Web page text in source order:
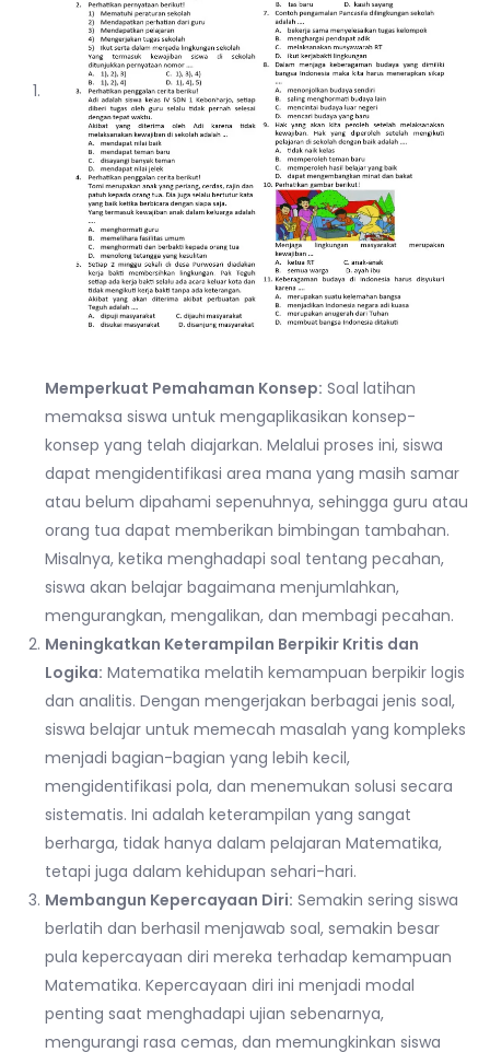
Memperkuat Pemahaman Konsep: Soal latihan
memaksa siswa untuk mengaplikasikan konsep-
konsep yang telah diajarkan. Melalui proses ini, siswa
dapat mengidentifikasi area mana yang masih samar
atau belum dipahami sepenuhnya, sehingga guru atau
orang tua dapat memberikan bimbingan tambahan.
Misalnya, ketika menghadapi soal tentang pecahan,
siswa akan belajar bagaimana menjumlahkan,
mengurangkan, mengalikan, dan membagi pecahan.
Meningkatkan Keterampilan Berpikir Kritis dan
Logika: Matematika melatih kemampuan berpikir logis
dan analitis. Dengan mengerjakan berbagai jenis soal,
siswa belajar untuk memecah masalah yang kompleks
menjadi bagian-bagian yang lebih kecil,
mengidentifikasi pola, dan menemukan solusi secara
sistematis. Ini adalah keterampilan yang sangat
berharga, tidak hanya dalam pelajaran Matematika,
tetapi juga dalam kehidupan sehari-hari.
Membangun Kepercayaan Diri: Semakin sering siswa
berlatih dan berhasil menjawab soal, semakin besar
pula kepercayaan diri mereka terhadap kemampuan
Matematika. Kepercayaan diri ini menjadi modal
penting saat menghadapi ujian sebenarnya,
mengurangi rasa cemas, dan memungkinkan siswa